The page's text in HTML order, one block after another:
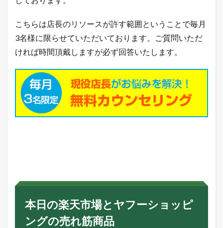
こちらは店長のリソースが許す範囲ということで毎月
3名様に限らせていただいております。ご質問いただ
ければ時間頂戴しますが必ず回答いたします。
本日の楽天市場とヤフーショッピ
ングの売れ筋商品